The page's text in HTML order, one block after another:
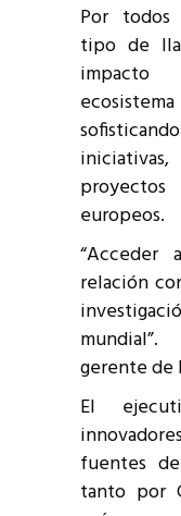
Por todos
tipo de
proyectos
europeos.
relación
gerente de
El
fuentes
tanto por